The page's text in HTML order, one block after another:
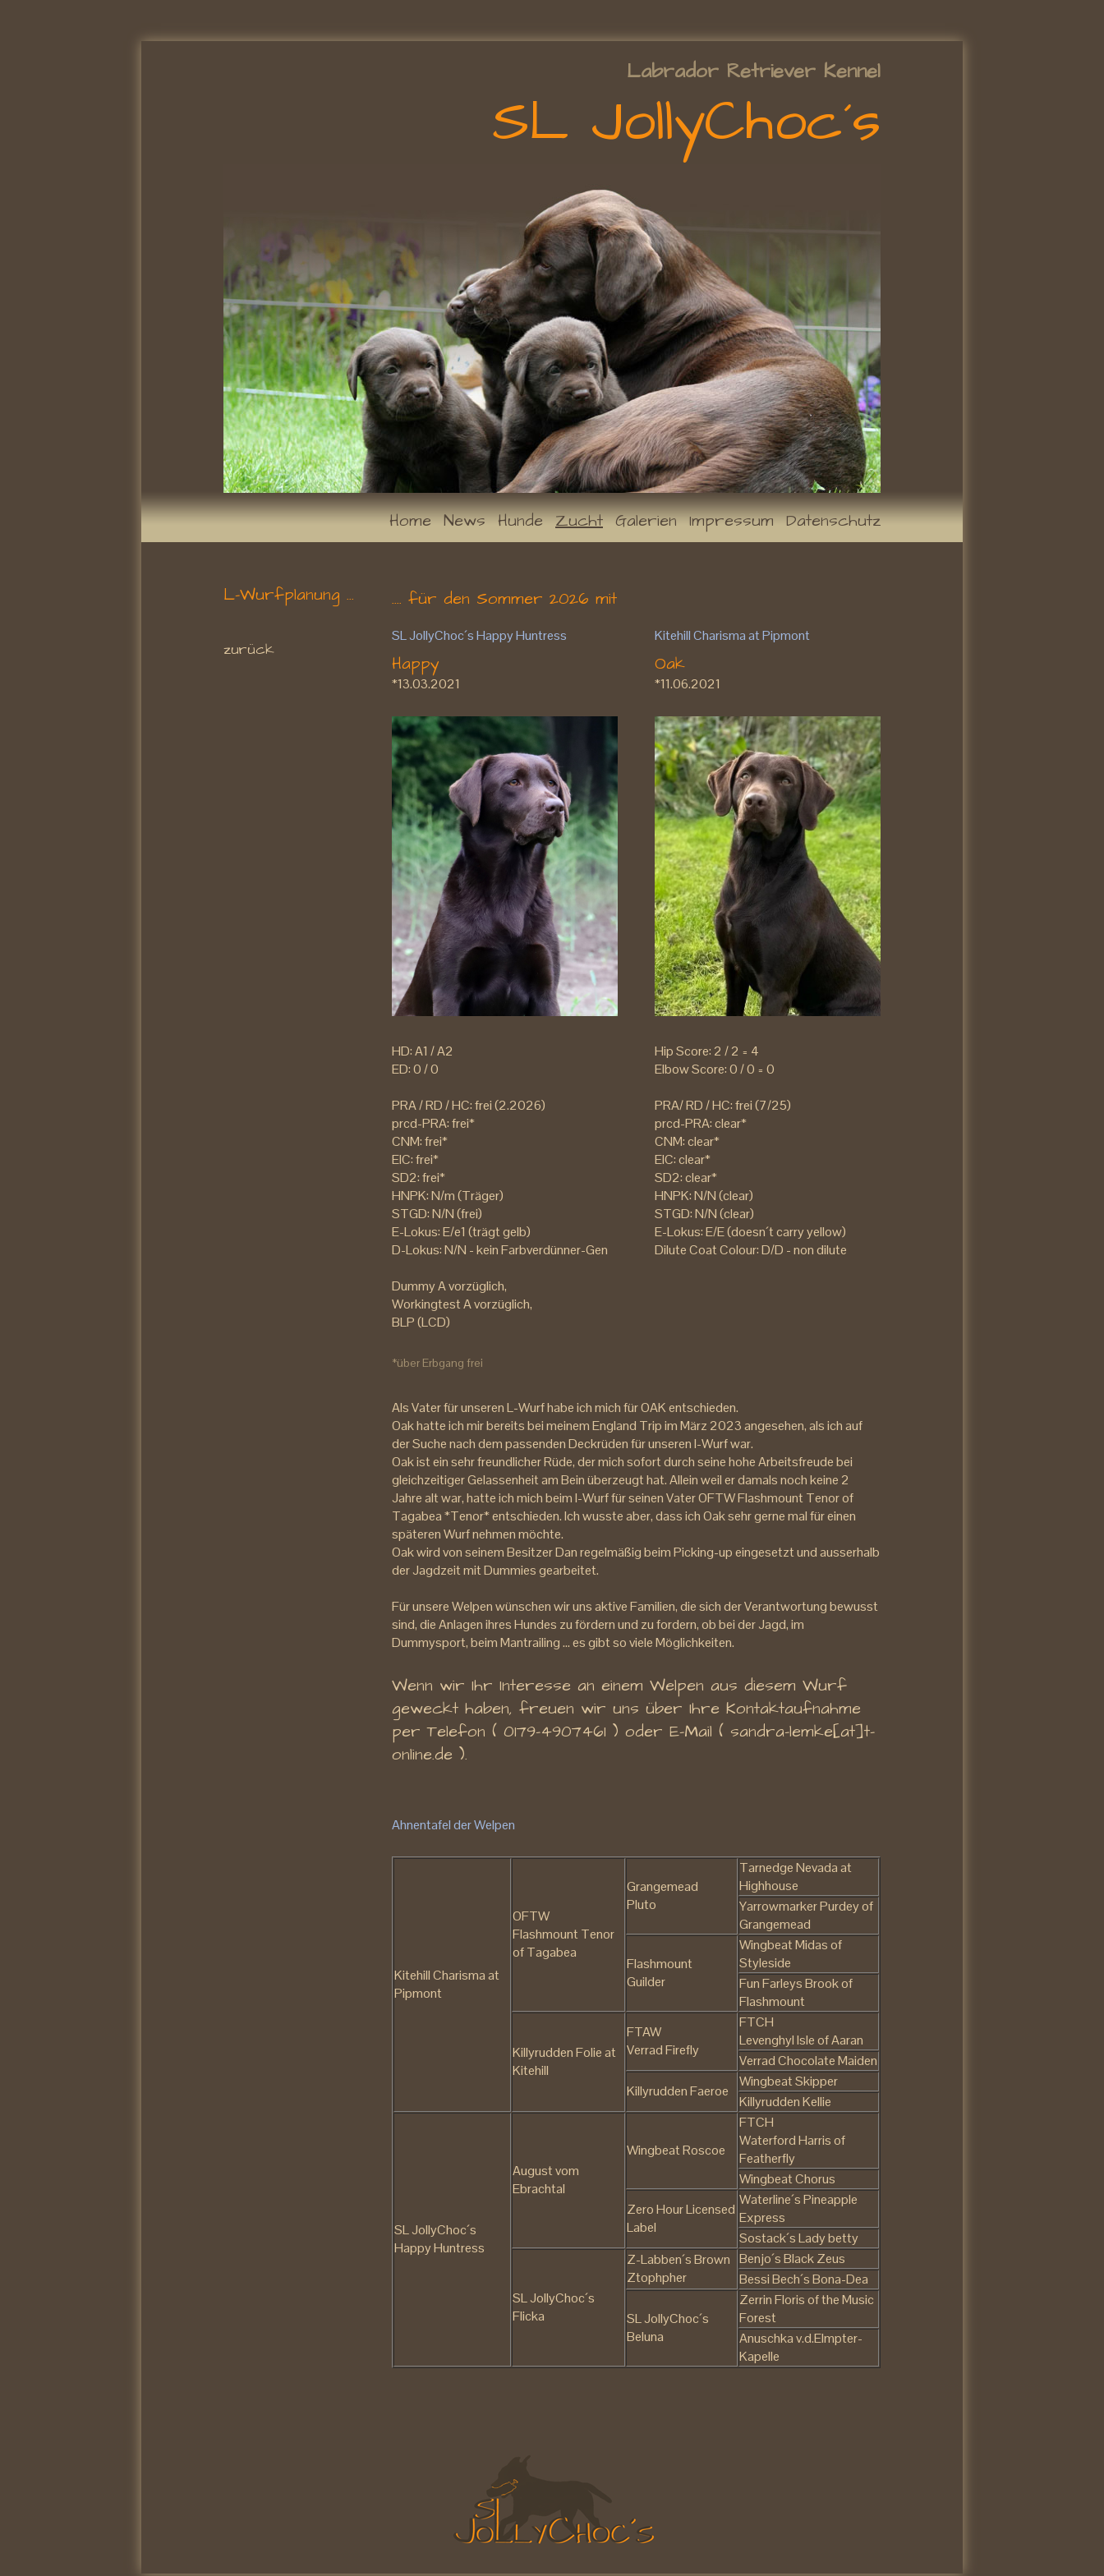
Labrador Retriever Kennel
SL JollyChoc´s
Home News Hunde Zucht Galerien Impressum Datenschutz
L-Wurfplanung ...
zurück
.... für den Sommer 2026 mit
SL JollyChoc´s Happy Huntress
Happy
*13.03.2021
Kitehill Charisma at Pipmont
Oak
*11.06.2021
HD: A1 / A2
ED: 0 / 0
PRA / RD / HC: frei (2.2026)
prcd-PRA: frei*
CNM: frei*
EIC: frei*
SD2: frei*
HNPK: N/m (Träger)
STGD: N/N (frei)
E-Lokus: E/e1 (trägt gelb)
D-Lokus: N/N - kein Farbverdünner-Gen
Dummy A vorzüglich,
Workingtest A vorzüglich,
BLP (LCD)
Hip Score: 2 / 2 = 4
Elbow Score: 0 / 0 = 0
PRA/ RD / HC: frei (7/25)
prcd-PRA: clear*
CNM: clear*
EIC: clear*
SD2: clear*
HNPK: N/N (clear)
STGD: N/N (clear)
E-Lokus: E/E (doesn´t carry yellow)
Dilute Coat Colour: D/D - non dilute
*über Erbgang frei
Als Vater für unseren L-Wurf habe ich mich für OAK entschieden.
Oak hatte ich mir bereits bei meinem England Trip im März 2023 angesehen, als ich auf
der Suche nach dem passenden Deckrüden für unseren I-Wurf war.
Oak ist ein sehr freundlicher Rüde, der mich sofort durch seine hohe Arbeitsfreude bei
gleichzeitiger Gelassenheit am Bein überzeugt hat. Allein weil er damals noch keine 2
Jahre alt war, hatte ich mich beim I-Wurf für seinen Vater OFTW Flashmount Tenor of
Tagabea *Tenor* entschieden. Ich wusste aber, dass ich Oak sehr gerne mal für einen
späteren Wurf nehmen möchte.
Oak wird von seinem Besitzer Dan regelmäßig beim Picking-up eingesetzt und ausserhalb
der Jagdzeit mit Dummies gearbeitet.
Für unsere Welpen wünschen wir uns aktive Familien, die sich der Verantwortung bewusst
sind, die Anlagen ihres Hundes zu fördern und zu fordern, ob bei der Jagd, im
Dummysport, beim Mantrailing ... es gibt so viele Möglichkeiten.
Wenn wir Ihr Interesse an einem Welpen aus diesem Wurf
geweckt haben, freuen wir uns über Ihre Kontaktaufnahme
per Telefon ( 0179-4907461 ) oder E-Mail ( sandra-lemke[at]t-
online.de ).
Ahnentafel der Welpen
Kitehill Charisma at
Pipmont
OFTW
Flashmount Tenor
of Tagabea
Grangemead
Pluto
Tarnedge Nevada at
Highhouse
Yarrowmarker Purdey of
Grangemead
Flashmount
Guilder
Wingbeat Midas of
Styleside
Fun Farleys Brook of
Flashmount
Killyrudden Folie at
Kitehill
FTAW
Verrad Firefly
FTCH
Levenghyl Isle of Aaran
Verrad Chocolate Maiden
Killyrudden Faeroe
Wingbeat Skipper
Killyrudden Kellie
SL JollyChoc´s
Happy Huntress
August vom
Ebrachtal
Wingbeat Roscoe
FTCH
Waterford Harris of
Featherfly
Wingbeat Chorus
Zero Hour Licensed
Label
Waterline´s Pineapple
Express
Sostack´s Lady betty
SL JollyChoc´s
Flicka
Z-Labben´s Brown
Ztophpher
Benjo´s Black Zeus
Bessi Bech´s Bona-Dea
SL JollyChoc´s
Beluna
Zerrin Floris of the Music
Forest
Anuschka v.d.Elmpter-
Kapelle